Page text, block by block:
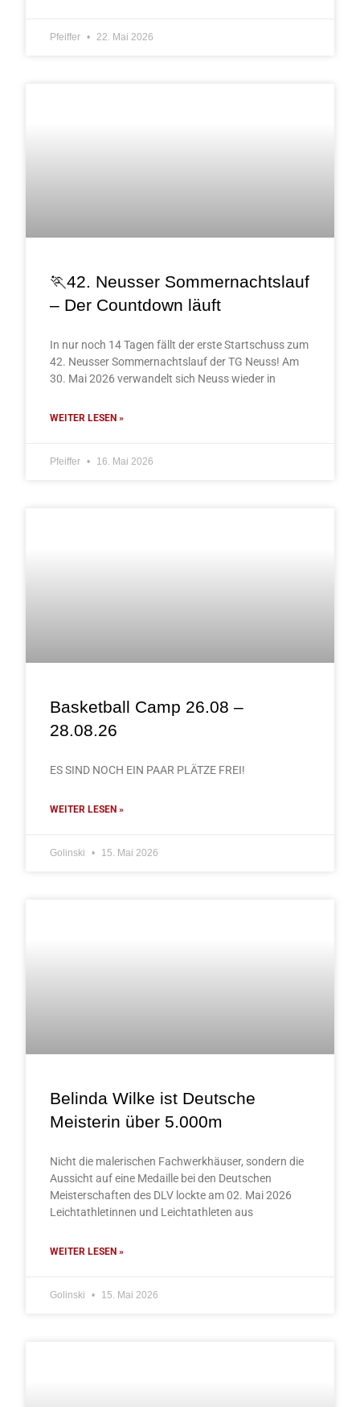
Pfeiffer 22. Mai 2026
🏃42. Neusser Sommernachtslauf
– Der Countdown läuft
In nur noch 14 Tagen fällt der erste Startschuss zum
42. Neusser Sommernachtslauf der TG Neuss! Am
30. Mai 2026 verwandelt sich Neuss wieder in
WEITER LESEN »
Pfeiffer 16. Mai 2026
Basketball Camp 26.08 –
28.08.26
ES SIND NOCH EIN PAAR PLÄTZE FREI!
WEITER LESEN »
Golinski 15. Mai 2026
Belinda Wilke ist Deutsche
Meisterin über 5.000m
Nicht die malerischen Fachwerkhäuser, sondern die
Aussicht auf eine Medaille bei den Deutschen
Meisterschaften des DLV lockte am 02. Mai 2026
Leichtathletinnen und Leichtathleten aus
WEITER LESEN »
Golinski 15. Mai 2026